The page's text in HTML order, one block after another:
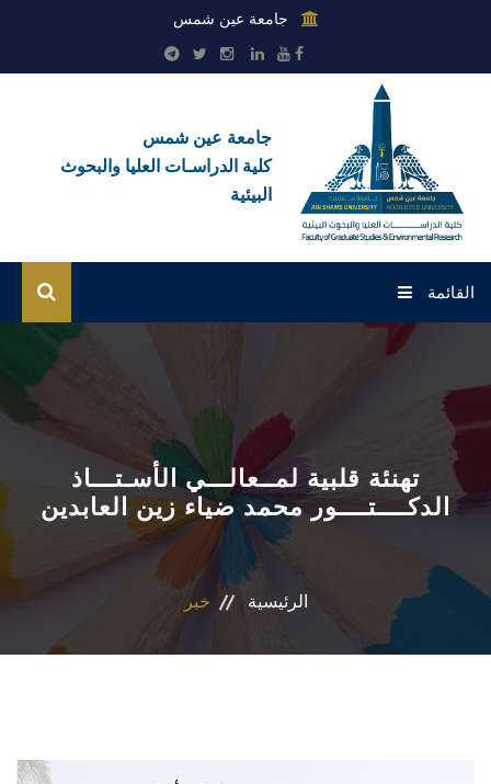
جامعة عين شمس
جامعة عين شمس
كلية الدراسـات العليا والبحوث
البيئية
القائمة
بوابة الطلاب
التسجيل الإلكتروني للطلاب
القطاعات
المراكز والوحدات
تهنئة قلبية لمــعالـــي الأسـتـــاذ
الدكــــتــــور محمد ضياء زين العابدين
الرئيسية خبر